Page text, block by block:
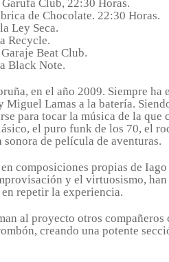
Garufa Club, 22:30 Horas.
de Chocolate. 22:30 Horas.
Ley Seca.
Recycle.
Garaje Beat Club.
Black Note.
en el año 2009. Siempre
Miguel Lamas a la batería.
para tocar la música de la
el puro funk de los 70, el
de película de aventuras.
composiciones propias de
y el virtuosismo,
repetir la experiencia.
al proyecto otros
creando una potente